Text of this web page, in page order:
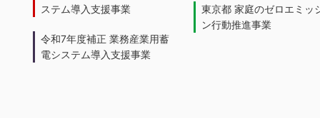
ステム導入支援事業
令和7年度補正 業務産業用蓄
電システム導入支援事業
東京都 家庭のゼロエミッ
ン行動推進事業